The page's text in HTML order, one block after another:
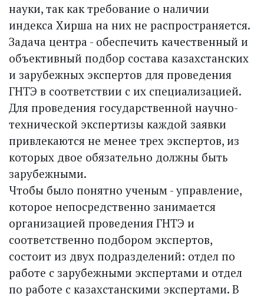
науки, так как требование о наличии
индекса Хирша на них не распространяется.
Задача центра - обеспечить качественный и
объективный подбор состава казахстанских
и зарубежных экспертов для проведения
ГНТЭ в соответствии с их специализацией.
Для проведения государственной научно-
технической экспертизы каждой заявки
привлекаются не менее трех экспертов, из
которых двое обязательно должны быть
зарубежными.
Чтобы было понятно ученым - управление,
которое непосредственно занимается
организацией проведения ГНТЭ и
соответственно подбором экспертов,
состоит из двух подразделений: отдел по
работе с зарубежными экспертами и отдел
по работе с казахстанскими экспертами. В